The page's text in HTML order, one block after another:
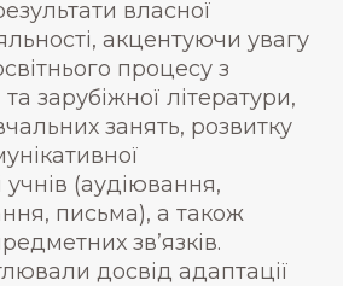
власної
акцентуючи увагу
процесу з
зарубіжної літератури,
занять, розвитку
учнів (аудіювання,
письма), а також
зв’язків.
досвід адаптації